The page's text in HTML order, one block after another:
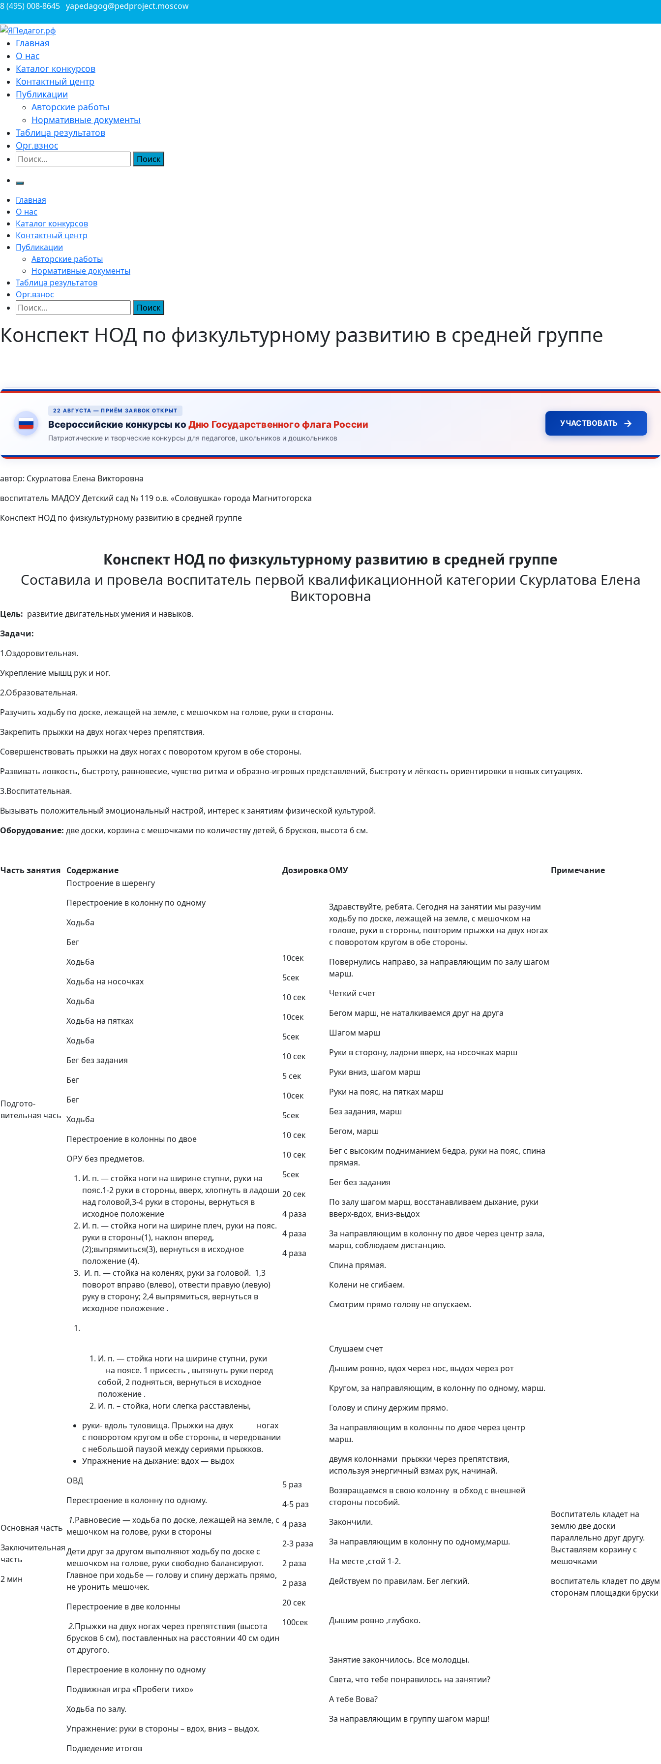
Перейти
содержимому
8 (495) 008-8645 yapedagog@pedproject.moscow
ЯПедагог.рф
Всероссийские конкурсы для педагогов
Главная
О нас
Каталог конкурсов
Контактный центр
Публикации
Авторские работы
Нормативные документы
Таблица результатов
Орг.взнос
Найти:
Главная
О нас
Каталог конкурсов
Контактный центр
Публикации
Авторские работы
Нормативные документы
Таблица результатов
Орг.взнос
Найти:
Конспект НОД по физкультурному развитию в средней группе
22 АВГУСТА — ПРИЁМ ЗАЯВОК ОТКРЫТ
Всероссийские конкурсы ко Дню Государственного флага России
Патриотические и творческие конкурсы для педагогов, школьников и дошкольников
УЧАСТВОВАТЬ →
автор: Скурлатова Елена Викторовна
воспитатель МАДОУ Детский сад № 119 о.в. «Соловушка» города Магнитогорска
Конспект НОД по физкультурному развитию в средней группе
Конспект НОД по физкультурному развитию в средней группе
Составила и провела воспитатель первой квалификационной категории Скурлатова Елена
Викторовна
Цель: развитие двигательных умения и навыков.
Задачи:
1.Оздоровительная.
Укрепление мышц рук и ног.
2.Образовательная.
Разучить ходьбу по доске, лежащей на земле, с мешочком на голове, руки в стороны.
Закрепить прыжки на двух ногах через препятствия.
Совершенствовать прыжки на двух ногах с поворотом кругом в обе стороны.
Развивать ловкость, быстроту, равновесие, чувство ритма и образно-игровых представлений, быстроту и лёгкость ориентировки в новых ситуациях.
3.Воспитательная.
Вызывать положительный эмоциональный настрой, интерес к занятиям физической культурой.
Оборудование: две доски, корзина с мешочками по количеству детей, 6 брусков, высота 6 см.
Часть занятия Содержание ДозировкаОМУ Примечание
Подгото-
вительная чась
Построение в шеренгу
Перестроение в колонну по одному
Ходьба
Бег
Ходьба
Ходьба на носочках
Ходьба
Ходьба на пятках
Ходьба
Бег без задания
Бег
Бег
Ходьба
Перестроение в колонны по двое
ОРУ без предметов.
И. п. — стойка ноги на ширине ступни, руки на
пояс.1-2 руки в стороны, вверх, хлопнуть в ладоши
над головой,3-4 руки в стороны, вернуться в
исходное положение
И. п. — стойка ноги на ширине плеч, руки на пояс.
руки в стороны(1), наклон вперед,
(2);выпрямиться(3), вернуться в исходное
положение (4).
И. п. — стойка на коленях, руки за головой. 1,3
поворот вправо (влево), отвести правую (левую)
руку в сторону; 2,4 выпрямиться, вернуться в
исходное положение .
10сек
5сек
10 сек
10сек
5сек
10 сек
5 сек
10сек
5сек
10 сек
10 сек
5сек
20 сек
4 раза
4 раза
4 раза
Здравствуйте, ребята. Сегодня на занятии мы разучим
ходьбу по доске, лежащей на земле, с мешочком на
голове, руки в стороны, повторим прыжки на двух ногах
с поворотом кругом в обе стороны.
Повернулись направо, за направляющим по залу шагом
марш.
Четкий счет
Бегом марш, не наталкиваемся друг на друга
Шагом марш
Руки в сторону, ладони вверх, на носочках марш
Руки вниз, шагом марш
Руки на пояс, на пятках марш
Без задания, марш
Бегом, марш
Бег с высоким подниманием бедра, руки на пояс, спина
прямая.
Бег без задания
По залу шагом марш, восстанавливаем дыхание, руки
вверх-вдох, вниз-выдох
За направляющим в колонну по двое через центр зала,
марш, соблюдаем дистанцию.
Спина прямая.
Колени не сгибаем.
Смотрим прямо голову не опускаем.
Основная часть
Заключительная
часть
2 мин
И. п. — стойка ноги на ширине ступни, руки
на поясе. 1 присесть , вытянуть руки перед
собой, 2 подняться, вернуться в исходное
положение .
И. п. – стойка, ноги слегка расставлены,
руки- вдоль туловища. Прыжки на двух ногах
с поворотом кругом в обе стороны, в чередовании
с небольшой паузой между сериями прыжков.
Упражнение на дыхание: вдох — выдох
ОВД
Перестроение в колонну по одному.
1.Равновесие — ходьба по доске, лежащей на земле, с
мешочком на голове, руки в стороны
Дети друг за другом выполняют ходьбу по доске с
мешочком на голове, руки свободно балансируют.
Главное при ходьбе — голову и спину держать прямо,
не уронить мешочек.
Перестроение в две колонны
2.Прыжки на двух ногах через препятствия (высота
брусков 6 см), поставленных на расстоянии 40 см один
от другого.
Перестроение в колонну по одному
Подвижная игра «Пробеги тихо»
Ходьба по залу.
Упражнение: руки в стороны – вдох, вниз – выдох.
Подведение итогов
5 раз
4-5 раз
4 раза
2-3 раза
2 раза
2 раза
20 сек
100сек
Слушаем счет
Дышим ровно, вдох через нос, выдох через рот
Кругом, за направляющим, в колонну по одному, марш.
Голову и спину держим прямо.
За направляющим в колонны по двое через центр
марш.
двумя колоннами прыжки через препятствия,
используя энергичный взмах рук, начинай.
Возвращаемся в свою колонну в обход с внешней
стороны пособий.
Закончили.
За направляющим в колонну по одному,марш.
На месте ,стой 1-2.
Действуем по правилам. Бег легкий.
Дышим ровно ,глубоко.
Занятие закончилось. Все молодцы.
Света, что тебе понравилось на занятии?
А тебе Вова?
За направляющим в группу шагом марш!
Воспитатель кладет на
землю две доски
параллельно друг другу.
Выставляем корзину с
мешочками
воспитатель кладет по двум
сторонам площадки бруски